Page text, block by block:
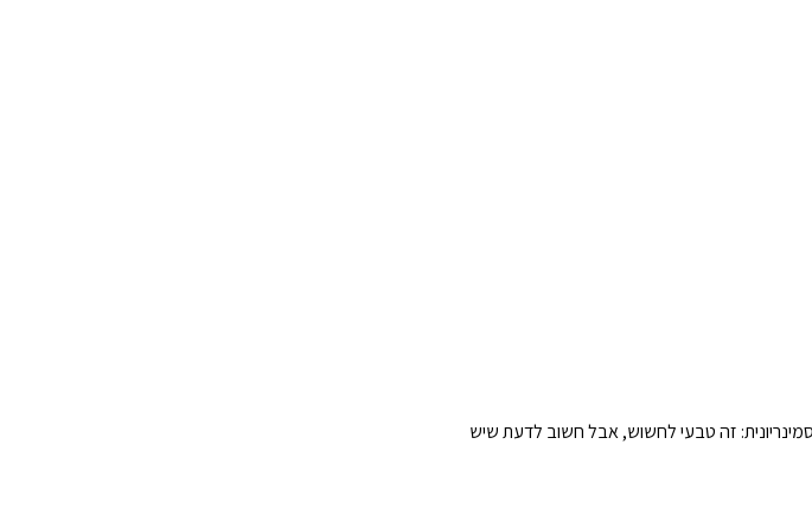
זה טבעי לחשוש, אבל חשוב לדעת שיש